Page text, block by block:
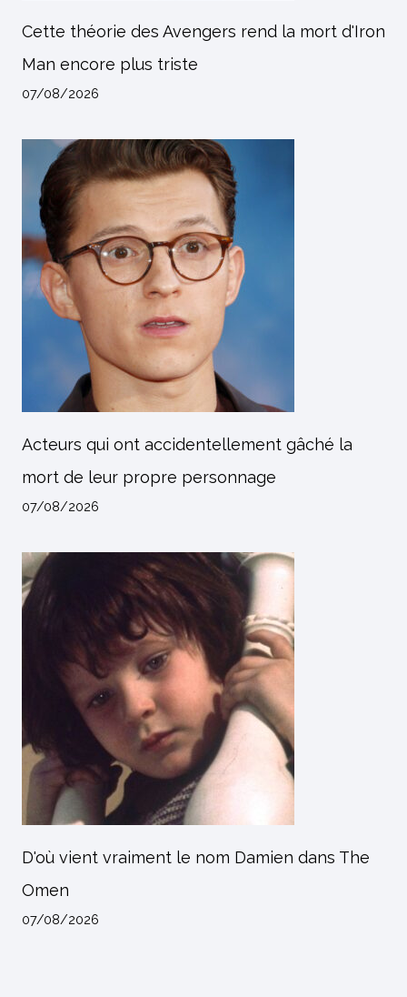
Cette théorie des Avengers rend la mort d'Iron
Man encore plus triste
07/08/2026
Acteurs qui ont accidentellement gâché la
mort de leur propre personnage
07/08/2026
D'où vient vraiment le nom Damien dans The
Omen
07/08/2026